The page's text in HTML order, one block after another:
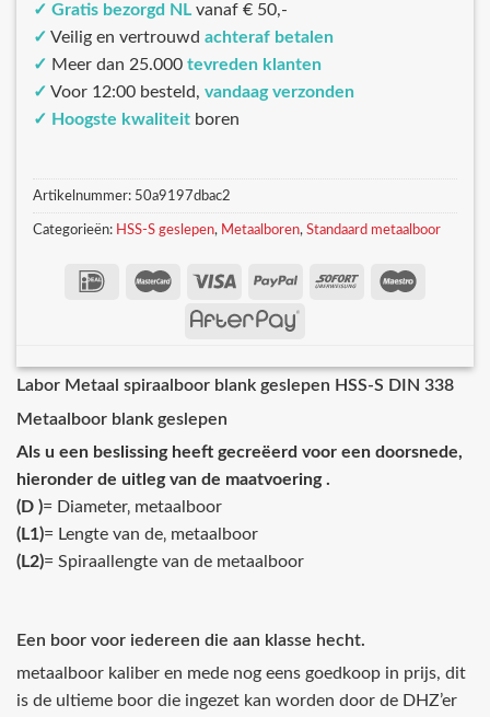
✓ Gratis bezorgd NL vanaf € 50,-
✓ Veilig en vertrouwd achteraf betalen
✓ Meer dan 25.000 tevreden klanten
✓ Voor 12:00 besteld, vandaag verzonden
✓ Hoogste kwaliteit boren
Artikelnummer: 50a9197dbac2
Categorieën: HSS-S geslepen, Metaalboren, Standaard metaalboor
Labor Metaal spiraalboor blank geslepen HSS-S DIN 338
Metaalboor blank geslepen
Als u een beslissing heeft gecreëerd voor een doorsnede,
hieronder de uitleg van de maatvoering .
(D )= Diameter‚ metaalboor
(L1)= Lengte van de‚ metaalboor
(L2)= Spiraallengte van de metaalboor
Een boor voor iedereen die aan klasse hecht.
metaalboor kaliber en mede nog eens goedkoop in prijs, dit
is de ultieme boor die ingezet kan worden door de DHZ’er